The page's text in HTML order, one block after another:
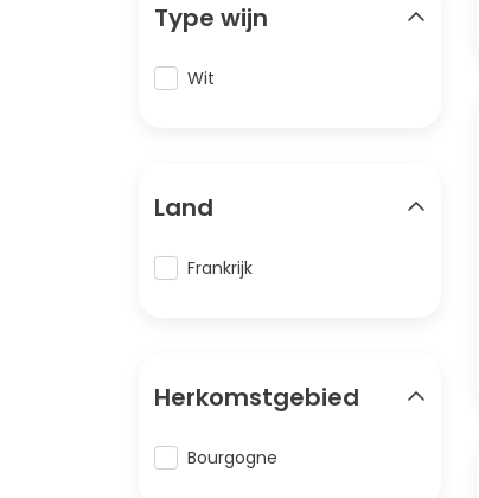
Type wijn
Wit
Land
Frankrijk
Herkomstgebied
Bourgogne